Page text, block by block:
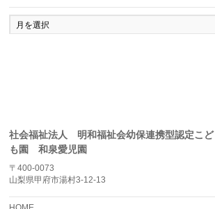
ア
ー
社会福祉法人 明和福祉会幼保連携型認定こど
も園 和泉愛児園
〒400-0073
山梨県甲府市湯村3-12-13